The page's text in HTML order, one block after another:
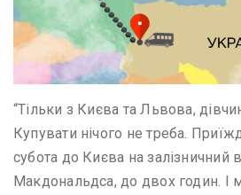
“Тільки з Києва та Львова,
Купувати нічого не треба.
субота до Києва на залізничний
Макдональдса, до двох годин. І